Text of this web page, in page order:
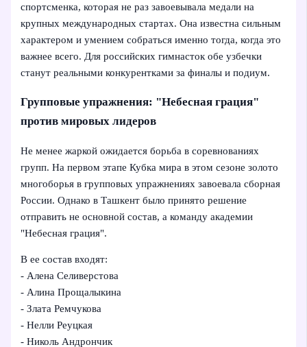
спортсменка, которая не раз завоевывала медали на
крупных международных стартах. Она известна сильным
характером и умением собраться именно тогда, когда это
важнее всего. Для российских гимнасток обе узбечки
станут реальными конкурентками за финалы и подиум.
Групповые упражнения: "Небесная грация"
против мировых лидеров
Не менее жаркой ожидается борьба в соревнованиях
групп. На первом этапе Кубка мира в этом сезоне золото
многоборья в групповых упражнениях завоевала сборная
России. Однако в Ташкент было принято решение
отправить не основной состав, а команду академии
"Небесная грация".
В ее состав входят:
- Алена Селиверстова
- Алина Прощалыкина
- Злата Ремчукова
- Нелли Реуцкая
- Николь Андрончик